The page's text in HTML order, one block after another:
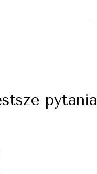
pytania